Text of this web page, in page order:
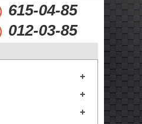
615-04-85
012-03-85